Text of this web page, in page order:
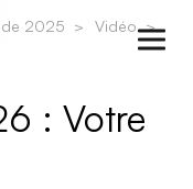
de 2025
Vidéo
: Votre